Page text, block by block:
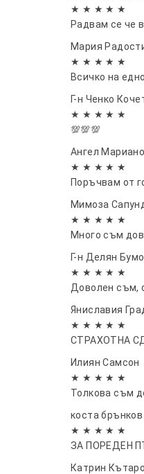
★ ★ ★ ★ ★
Радвам се че
Мария
★ ★ ★ ★ ★
Всичко на
Г-н Ченко
★ ★ ★ ★ ★
💯💯💯
Ангел
★ ★ ★ ★ ★
Поръчвам от
Мимоза
★ ★ ★ ★ ★
Много съм
Г-н Делян
★ ★ ★ ★ ★
Доволен съм,
Яниславия
★ ★ ★ ★ ★
СТРАХОТНА
Илиян Самсон
★ ★ ★ ★ ★
Толкова съм
коста брънков
★ ★ ★ ★ ★
ЗА ПОРЕДЕН
Катрин